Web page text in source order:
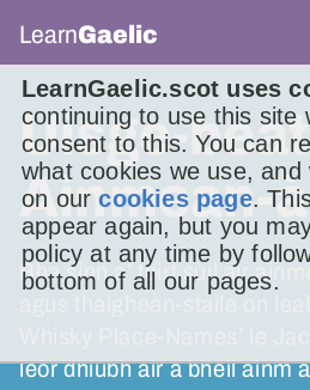
LearnGaelic.scot uses
continuing to use this site
consent to this. You can
what cookies we use,
on ourcookies page.
appear again, but you
policy at any time by
bottom of all our pages.
LearnGaelic
Uisge-
Ainmean-
Bha sinn a’ toirt sùil air
agus thaighean-staile on
Whisky Place-Names’ le
leòr dhiubh air a bheil ainm